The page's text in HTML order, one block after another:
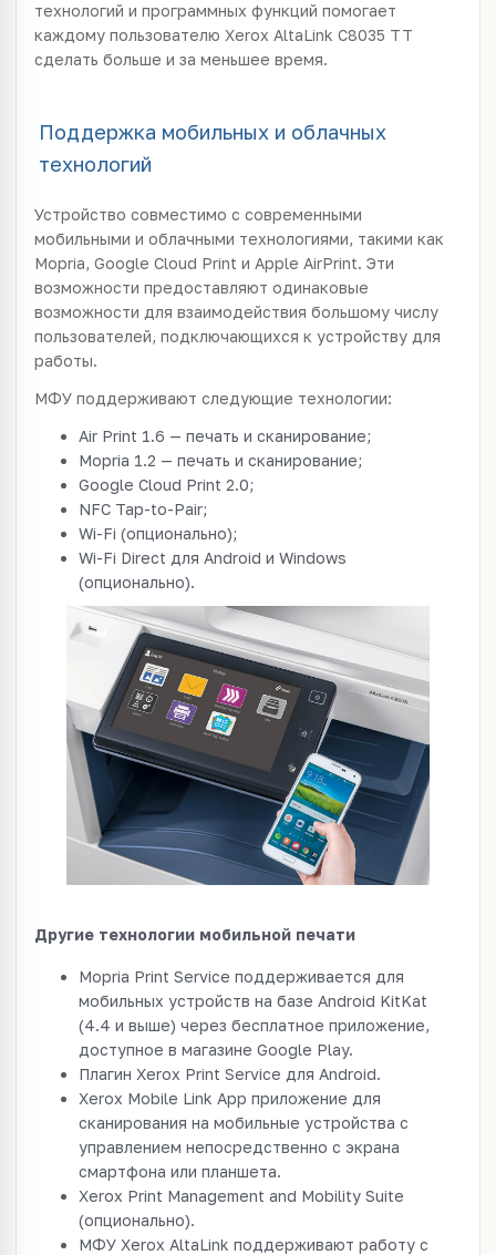
технологий и программных функций помогает
каждому пользователю Xerox AltaLink C8035 TT
сделать больше и за меньшее время.
Поддержка мобильных и облачных
технологий
Устройство совместимо с современными
мобильными и облачными технологиями, такими как
Mopria, Google Cloud Print и Apple AirPrint. Эти
возможности предоставляют одинаковые
возможности для взаимодействия большому числу
пользователей, подключающихся к устройству для
работы.
МФУ поддерживают следующие технологии:
Air Print 1.6 — печать и сканирование;
Mopria 1.2 — печать и сканирование;
Google Cloud Print 2.0;
NFC Tap-to-Pair;
Wi-Fi (опционально);
Wi-Fi Direct для Android и Windows
(опционально).
Другие технологии мобильной печати
Mopria Print Service поддерживается для
мобильных устройств на базе Android KitKat
(4.4 и выше) через бесплатное приложение,
доступное в магазине Google Play.
Плагин Xerox Print Service для Android.
Xerox Mobile Link App приложение для
сканирования на мобильные устройства с
управлением непосредственно с экрана
смартфона или планшета.
Xerox Print Management and Mobility Suite
(опционально).
МФУ Xerox AltaLink поддерживают работу с